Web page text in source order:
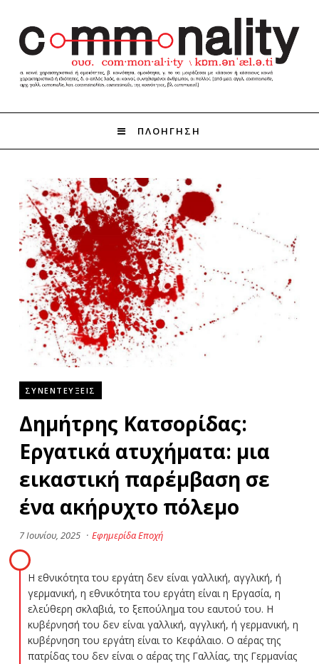
ΠΛΟΗΓΗΣΗ
ΣΥΝΕΝΤΕΥΞΕΙΣ
Δημήτρης Κατσορίδας:
Εργατικά ατυχήματα: μια
εικαστική παρέμβαση σε
ένα ακήρυχτο πόλεμο
7 Ιουνίου, 2025 · Εφημερίδα Εποχή
Η εθνικότητα του εργάτη δεν είναι γαλλική, αγγλική, ή
γερμανική, η εθνικότητα του εργάτη είναι η Εργασία, η
ελεύθερη σκλαβιά, το ξεπούλημα του εαυτού του. Η
κυβέρνησή του δεν είναι γαλλική, αγγλική, ή γερμανική, η
κυβέρνηση του εργάτη είναι το Κεφάλαιο. Ο αέρας της
πατρίδας του δεν είναι ο αέρας της Γαλλίας, της Γερμανίας